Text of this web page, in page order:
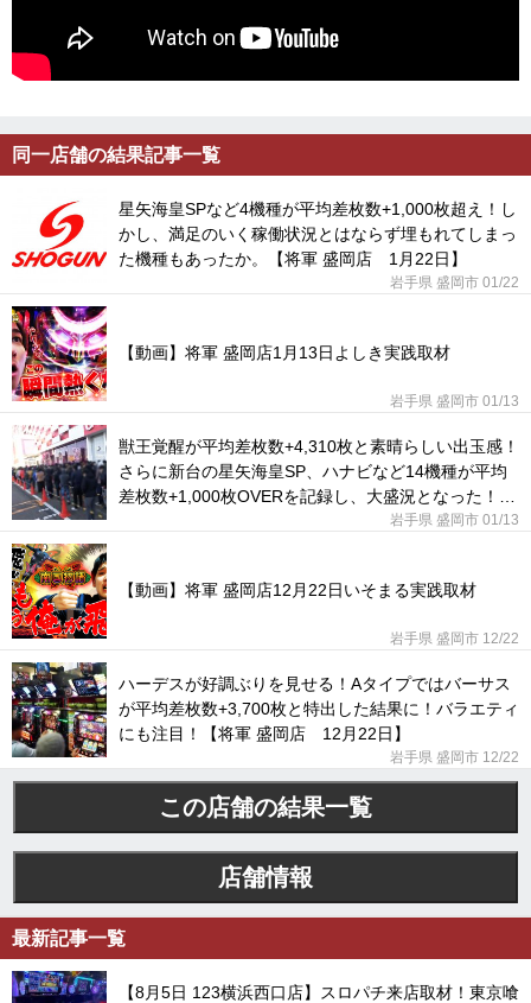
同一店舗の結果記事一覧
星矢海皇SPなど4機種が平均差枚数+1,000枚超え！し
かし、満足のいく稼働状況とはならず埋もれてしまっ
た機種もあったか。【将軍 盛岡店 1月22日】
岩手県 盛岡市 01/22
【動画】将軍 盛岡店1月13日よしき実践取材
岩手県 盛岡市 01/13
獣王覚醒が平均差枚数+4,310枚と素晴らしい出玉感！
さらに新台の星矢海皇SP、ハナビなど14機種が平均
差枚数+1,000枚OVERを記録し、大盛況となった！
岩手県 盛岡市 01/13
【動画】将軍 盛岡店12月22日いそまる実践取材
岩手県 盛岡市 12/22
ハーデスが好調ぶりを見せる！Aタイプではバーサス
が平均差枚数+3,700枚と特出した結果に！バラエティ
にも注目！【将軍 盛岡店 12月22日】
岩手県 盛岡市 12/22
この店舗の結果一覧
店舗情報
最新記事一覧
【8月5日 123横浜西口店】スロパチ来店取材！東京喰